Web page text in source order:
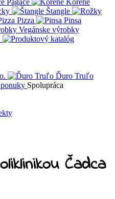
Štangle
Pizza
Pinsa
Vegánske výrobky
Ďuro Truľo
Spolupráca
Čadca